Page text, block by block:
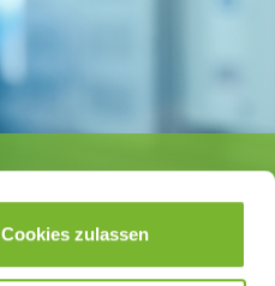
Cookies zulassen